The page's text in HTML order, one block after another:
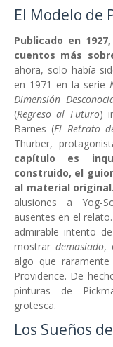
El Modelo de
Publicado en
cuentos más
ahora, solo había
en 1971 en la serie
Dimensión
(Regreso al Futuro)
Barnes (El Retrato
Thurber,
capítulo es
construido, el
al material original.
alusiones a Yog-
ausentes en el
admirable intento
mostrardemasiado,
algo que
Providence. De
pinturas de
grotesca.
Los Sueños